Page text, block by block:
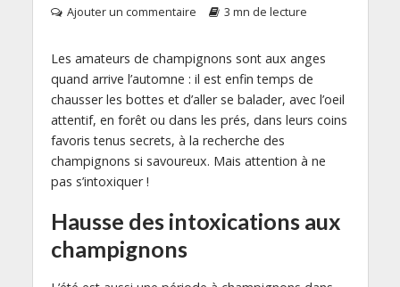
Ajouter un commentaire 3 mn de lecture
Les amateurs de champignons sont aux anges
quand arrive l’automne : il est enfin temps de
chausser les bottes et d’aller se balader, avec l’oeil
attentif, en forêt ou dans les prés, dans leurs coins
favoris tenus secrets, à la recherche des
champignons si savoureux. Mais attention à ne
pas s’intoxiquer !
Hausse des intoxications aux
champignons